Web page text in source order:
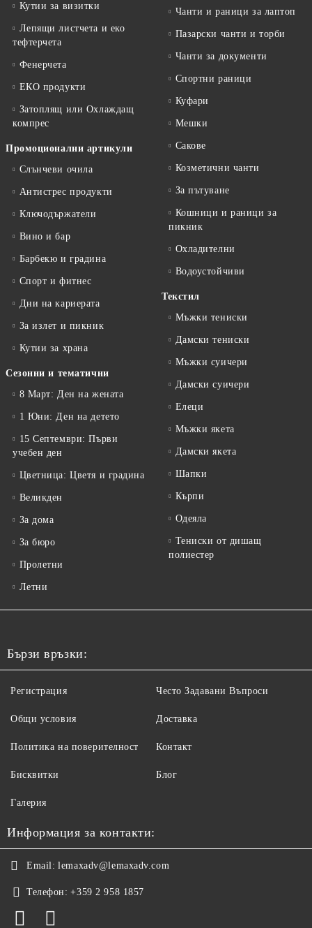
Кутии за визитки
Лепящи листчета и еко
тефтeрчета
Фенерчета
ЕКО продукти
Затоплящ или Охлаждащ
компрес
Промоционални артикули
Слънчеви очила
Антистрес продукти
Ключодържатели
Вино и бар
Барбекю и градина
Спорт и фитнес
Дни на кариерата
За излет и пикник
Кутии за храна
Сезонни и тематични
8 Март: Ден на жената
1 Юни: Ден на детето
15 Септември: Първи
учебен ден
Цветница: Цветя и градина
Великден
За дома
За бюро
Пролетни
Летни
Чанти и раници за лаптоп
Пазарски чанти и торби
Чанти за документи
Спортни раници
Куфари
Мешки
Сакове
Козметични чанти
За пътуване
Кошници и раници за
пикник
Охладителни
Водоустойчиви
Текстил
Мъжки тениски
Дамски тениски
Мъжки суичери
Дамски суичери
Елеци
Мъжки якета
Дамски якета
Шапки
Кърпи
Одеяла
Тениски от дишащ
полиестер
Бързи връзки:
Регистрация
Общи условия
Политика на поверителност
Бисквитки
Често Задавани Въпроси
Доставка
Контакт
Блог
Галерия
Информация за контакти:
Email: lemaxadv@lemaxadv.com
Телефон: +359 2 958 1857